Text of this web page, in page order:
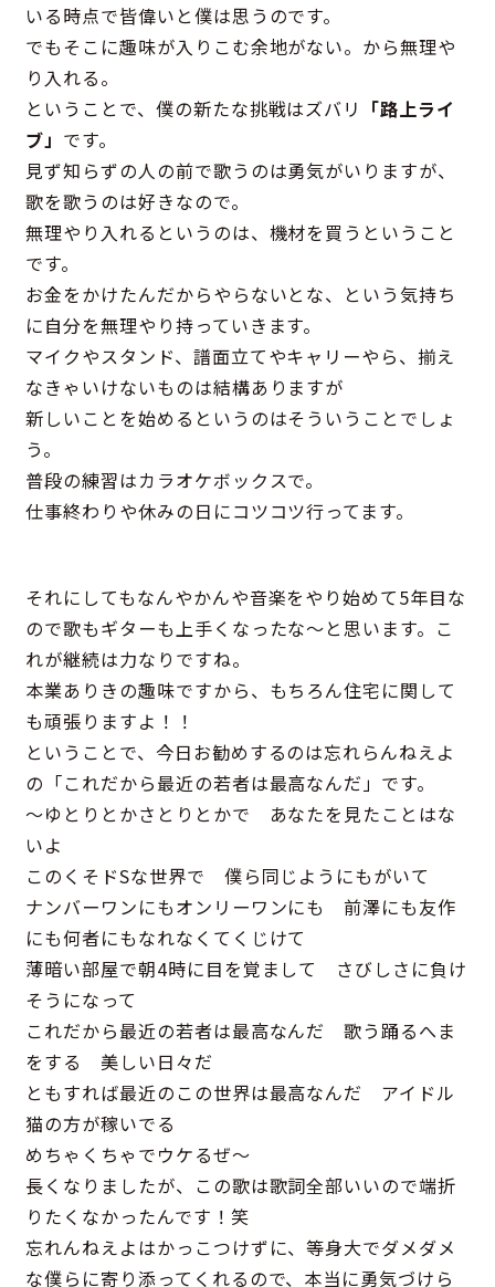
いる時点で皆偉いと僕は思うのです。
でもそこに趣味が入りこむ余地がない。から無理や
り入れる。
ということで、僕の新たな挑戦はズバリ 「路上ライ
ブ」 です。
見ず知らずの人の前で歌うのは勇気がいりますが、
歌を歌うのは好きなので。
無理やり入れるというのは、機材を買うということ
です。
お金をかけたんだからやらないとな、という気持ち
に自分を無理やり持っていきます。
マイクやスタンド、譜面立てやキャリーやら、揃え
なきゃいけないものは結構ありますが
新しいことを始めるというのはそういうことでしょ
う。
普段の練習はカラオケボックスで。
仕事終わりや休みの日にコツコツ行ってます。
それにしてもなんやかんや音楽をやり始めて5年目な
ので歌もギターも上手くなったな～と思います。こ
れが継続は力なりですね。
本業ありきの趣味ですから、もちろん住宅に関して
も頑張りますよ！！
ということで、今日お勧めするのは忘れらんねえよ
の「これだから最近の若者は最高なんだ」です。
～ゆとりとかさとりとかで あなたを見たことはな
いよ
このくそドSな世界で 僕ら同じようにもがいて
ナンバーワンにもオンリーワンにも 前澤にも友作
にも何者にもなれなくてくじけて
薄暗い部屋で朝4時に目を覚まして さびしさに負け
そうになって
これだから最近の若者は最高なんだ 歌う踊るへま
をする 美しい日々だ
ともすれば最近のこの世界は最高なんだ アイドル
猫の方が稼いでる
めちゃくちゃでウケるぜ～
長くなりましたが、この歌は歌詞全部いいので端折
りたくなかったんです！笑
忘れんねえよはかっこつけずに、等身大でダメダメ
な僕らに寄り添ってくれるので、本当に勇気づけら